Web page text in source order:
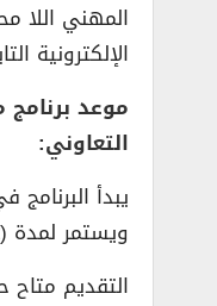
المهني اللا
الإلكترونية
موعد
التعاوني:
ويستمر لمدة (12 شهر).
التقديم